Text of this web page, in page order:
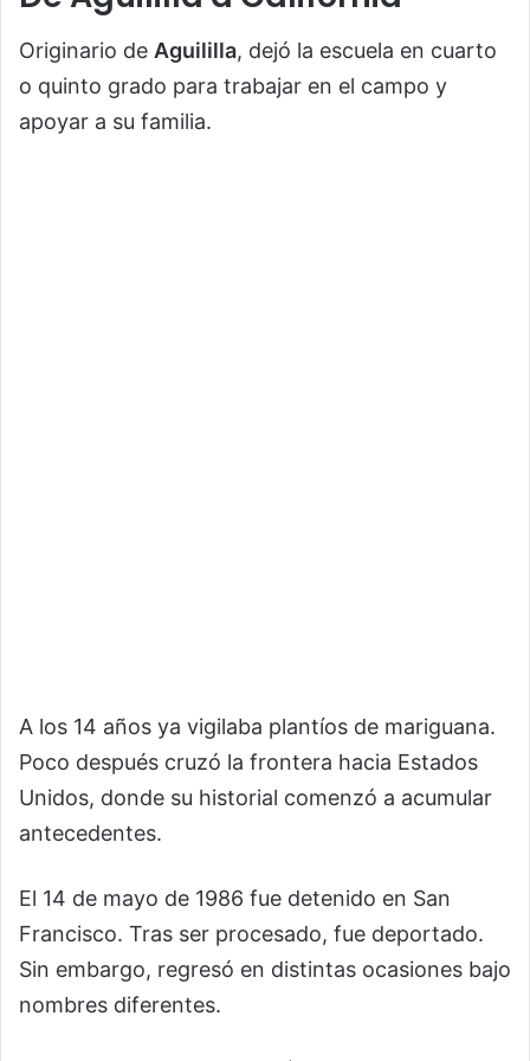
Originario de Aguililla, dejó la escuela en cuarto
o quinto grado para trabajar en el campo y
apoyar a su familia.
A los 14 años ya vigilaba plantíos de mariguana.
Poco después cruzó la frontera hacia Estados
Unidos, donde su historial comenzó a acumular
antecedentes.
El 14 de mayo de 1986 fue detenido en San
Francisco. Tras ser procesado, fue deportado.
Sin embargo, regresó en distintas ocasiones bajo
nombres diferentes.